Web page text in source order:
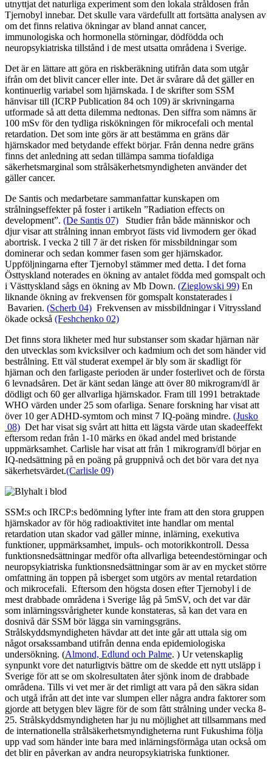
utnyttjat det naturliga experiment som den lokala stråldosen från
Tjernobyl innebar. Det skulle vara värdefullt att fortsätta analysen av
om det finns relativa ökningar av bland annat cancer,
immunologiska och hormonella störningar, dödfödda och
neuropsykiatriska tillstånd i de mest utsatta områdena i Sverige.
Det är en lättare att göra en riskberäkning utifrån data som utgår
ifrån om det blivit cancer eller inte. Det är svårare då det gäller en
kontinuerlig variabel som hjärnskada. I de skrifter som SSM
hänvisar till (ICRP Publication 84 och 109) är skrivningarna
utformade så att detta dilemma nedtonas. Den siffra som nämns är
100 mSv för den tydliga riskökningen för mikrocefali och mental
retardation. Det som inte görs är att bestämma en gräns där
hjärnskador med betydande effekt börjar. Från denna nedre gräns
finns det anledning att sedan tillämpa samma tiofaldiga
säkerhetsmarginal som strålsäkerhetsmyndigheten använder det
gäller cancer.
De Santis och medarbetare sammanfattar kunskapen om
strålningseffekter på foster i artikeln ”Radiation effects on
development”. (De Santis 07) Studier från både människor och
djur visar att strålning innan embryot fästs vid livmodern ger ökad
abortrisk. I vecka 2 till 7 är det risken för missbildningar som
dominerar och sedan kommer fasen som ger hjärnskador.
Uppföljningarna efter Tjernobyl stämmer med detta. I det forna
Östtyskland noterades en ökning av antalet födda med gomspalt och
i Västtyskland sågs en ökning av Mb Down. (Zieglowski 99) En
liknande ökning av frekvensen för gomspalt konstaterades i
Bavarien. (Scherb 04) Frekvensen av missbildningar i Vitryssland
ökade också (Feshchenko 02)
Det finns stora likheter med hur substanser som skadar hjärnan när
den utvecklas som kvicksilver och kadmium och det som händer vid
bestrålning. Ett väl studerat exempel är bly som är skadligt för
hjärnan och den farligaste perioden är under fosterlivet och de första
6 levnadsåren. Det är känt sedan länge att över 80 mikrogram/dl är
dödligt och 60 ger allvarliga hjärnskador. Fram till 1991 betraktade
WHO värden under 25 som ofarliga. Senare forskning har visat att
över 10 ger ADHD-symtom och minst 7 IQ-poäng mindre. (Jusko
08) Det har visat sig svårt att hitta ett lägsta värde utan skadeeffekt
eftersom redan från 1-10 märks en ökad andel med bristande
uppmärksamhet. Carlisle har visat att från 1 mikrogram/dl börjar en
IQ-nedsättning på en poäng på gruppnivå och det bör vara det nya
säkerhetsvärdet.(Carlisle 09)
SSM:s och IRCP:s bedömning lyfter inte fram att den stora gruppen
hjärnskador av för hög radioaktivitet inte handlar om mental
retardation utan skador vad gäller minne, inlärning, exekutiva
funktioner, uppmärksamhet, impuls- och motorikkontroll. Dessa
funktionsnedsättningar medför ofta allvarliga beteendestörningar och
neuropsykiatriska funktionsnedsättningar som är av en mycket större
omfattning än toppen på isberget som utgörs av mental retardation
och mikrocefali. Eftersom den högsta dosen efter Tjernobyl i de
mest drabbade områdena i Sverige låg på 5mSV, och det var där
som inlärningssvårigheter kunde konstateras, så kan det vara en
dosnivå där SSM bör lägga sin varningsgräns.
Strålskyddsmyndigheten hävdar att det inte går att uttala sig om
något orsakssamband utifrån denna enda epidemiologiska
undersökning. (Almond, Edlund och Palme. ) Ur vetenskaplig
synpunkt vore det naturligtvis bättre om de skedde ett nytt utsläpp i
Sverige för att se om skolresultaten åter sjönk inom de drabbade
områdena. Tills vi vet mer är det rimligt att vara på den säkra sidan
och utgå ifrån att det inte var slumpen eller några andra faktorer som
gjorde att betygen blev lägre för de som fått strålning under vecka 8-
25. Strålskyddsmyndigheten har ju nu möjlighet att tillsammans med
de internationella strålsäkerhetsmyndigheterna runt Fukushima följa
upp vad som händer inte bara med inlärningsförmåga utan också om
det blir en påverkan av andra neuropsykiatriska funktioner.